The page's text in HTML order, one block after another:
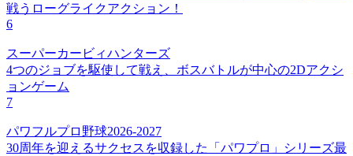
戦うローグライクアクション！
6
スーパーカービィハンターズ
4つのジョブを駆使して戦え、ボスバトルが中心の2Dアクシ
ョンゲーム
7
パワフルプロ野球2026-2027
30周年を迎えるサクセスを収録した「パワプロ」シリーズ最